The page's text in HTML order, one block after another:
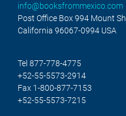
info@booksfrommexico.com
Post Office Box 994 Mount
California 96067-0994 USA
Tel 877-778-4775
+52-55-5573-2914
Fax 1-800-877-7153
+52-55-5573-7215